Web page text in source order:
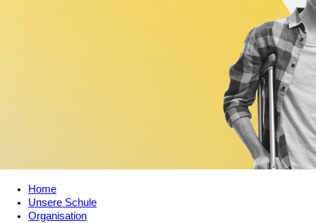
Home
Unsere Schule
Organisation